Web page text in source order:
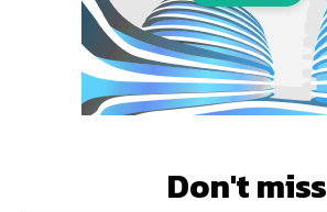
Don't miss